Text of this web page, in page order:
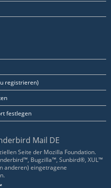
registrieren)
festlegen
Mail DE
Seite der Mozilla Foundation.
Bugzilla™, Sunbird®, XUL™
anderen) eingetragene